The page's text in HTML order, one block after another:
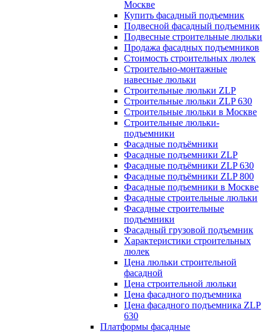
Москве
Купить фасадный подъемник
Подвесной фасадный подъемник
Подвесные строительные люльки
Продажа фасадных подъемников
Стоимость строительных люлек
Строительно-монтажные
навесные люльки
Строительные люльки ZLP
Строительные люльки ZLP 630
Строительные люльки в Москве
Строительные люльки-
подъемники
Фасадные подъёмники
Фасадные подъемники ZLP
Фасадные подъёмники ZLP 630
Фасадные подъёмники ZLP 800
Фасадные подъемники в Москве
Фасадные строительные люльки
Фасадные строительные
подъемники
Фасадный грузовой подъемник
Характеристики строительных
люлек
Цена люльки строительной
фасадной
Цена строительной люльки
Цена фасадного подъемника
Цена фасадного подъемника ZLP
630
Платформы фасадные